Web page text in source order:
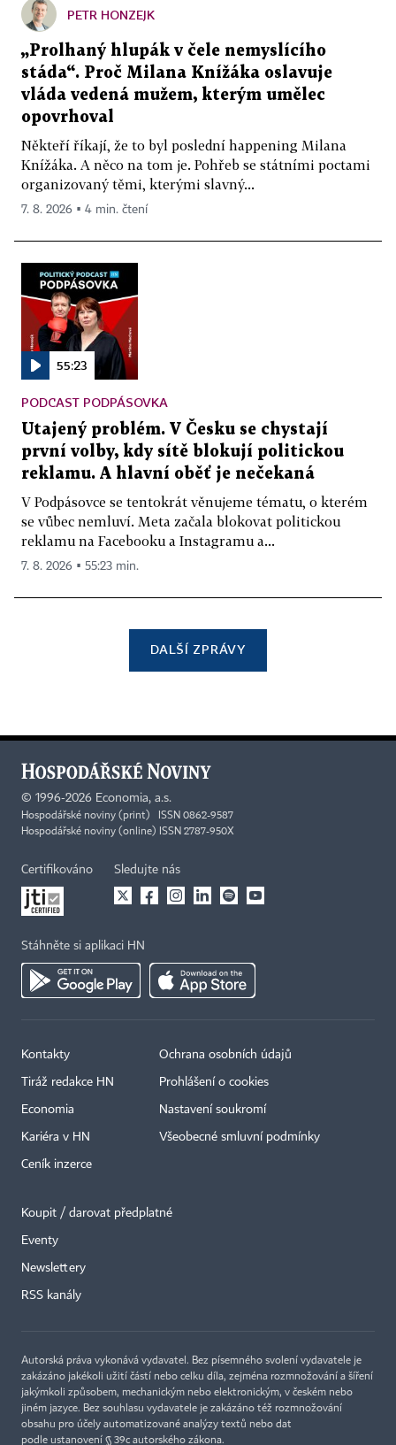
PETR HONZEJK
„Prolhaný hlupák v čele nemyslícího
stáda“. Proč Milana Knížáka oslavuje
vláda vedená mužem, kterým umělec
opovrhoval
Někteří říkají, že to byl poslední happening Milana
Knížáka. A něco na tom je. Pohřeb se státními poctami
organizovaný těmi, kterými slavný...
7. 8. 2026 ▪ 4 min. čtení
55:23
PODCAST PODPÁSOVKA
Utajený problém. V Česku se chystají
první volby, kdy sítě blokují politickou
reklamu. A hlavní oběť je nečekaná
V Podpásovce se tentokrát věnujeme tématu, o kterém
se vůbec nemluví. Meta začala blokovat politickou
reklamu na Facebooku a Instagramu a...
7. 8. 2026 ▪ 55:23 min.
DALŠÍ ZPRÁVY
© 1996-2026 Economia, a.s.
Hospodářské noviny (print) ISSN 0862-9587
Hospodářské noviny (online) ISSN 2787-950X
Certifikováno Sledujte nás
Stáhněte si aplikaci HN
Kontakty
Tiráž redakce HN
Economia
Kariéra v HN
Ceník inzerce
Ochrana osobních údajů
Prohlášení o cookies
Nastavení soukromí
Všeobecné smluvní podmínky
Koupit / darovat předplatné
Eventy
Newslettery
RSS kanály
Autorská práva vykonává vydavatel. Bez písemného svolení vydavatele je
zakázáno jakékoli užití částí nebo celku díla, zejména rozmnožování a šíření
jakýmkoli způsobem, mechanickým nebo elektronickým, v českém nebo
jiném jazyce. Bez souhlasu vydavatele je zakázáno též rozmnožování
obsahu pro účely automatizované analýzy textů nebo dat
podle ustanovení § 39c autorského zákona.